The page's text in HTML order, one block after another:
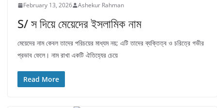
February 13, 2026 Ashekur Rahman
S/ স দিয়ে মেয়েদের ইসলামিক নাম
মেয়েদের নাম কেবল তাদের পরিচয়ের মাধ্যম নয়; এটি তাদের ব্যক্তিত্ব ও চরিত্রে গভীর
প্রভাব ফেলে। নাম রাখা একটি ঐতিহ্যের চেয়ে
Read More